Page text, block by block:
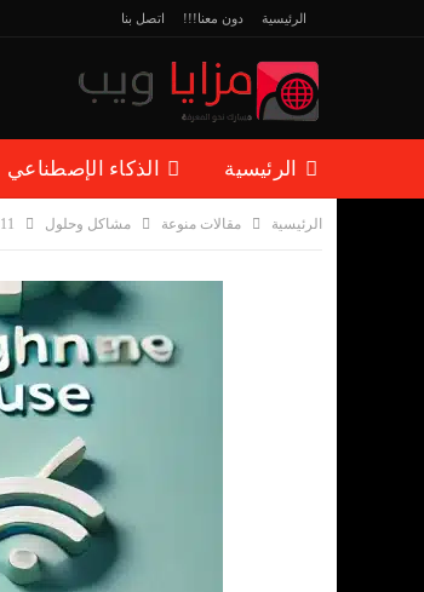
الرئيسية دون معنا!!! اتصل بنا
الرئيسية الذكاء الإصطناعي
مقالات منوعة
الرئيسية مقالات منوعة مشاكل وحلول 11 نصيحة عملية لإطالة عمر بطارية هاتف أندرويد